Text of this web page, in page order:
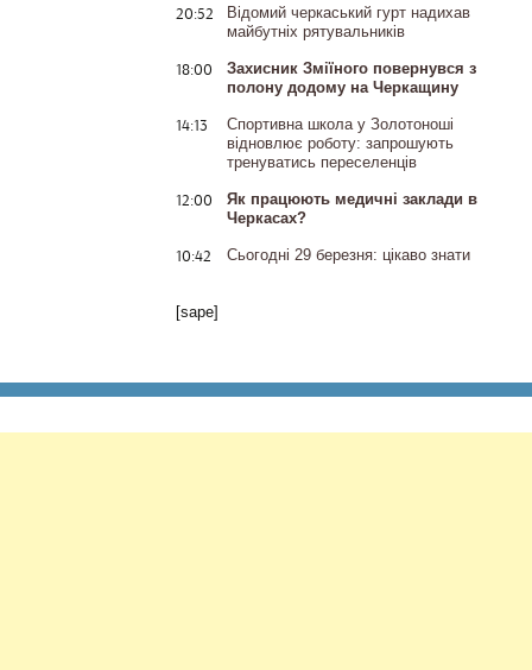
20:52
Відомий черкаський гурт надихав
майбутніх рятувальників
18:00
Захисник Зміїного повернувся з
полону додому на Черкащину
14:13
Спортивна школа у Золотоноші
відновлює роботу: запрошують
тренуватись переселенців
12:00
Як працюють медичні заклади в
Черкасах?
10:42 Сьогодні 29 березня: цікаво знати
[sape]